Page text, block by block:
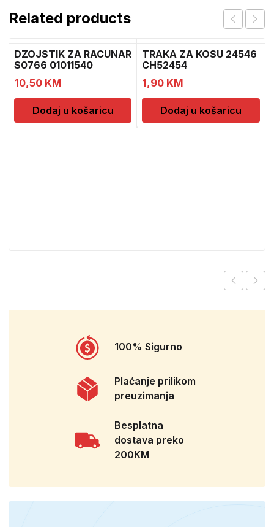
Related products
DZOJSTIK ZA RACUNAR
S0766 01011540
10,50 KM
Dodaj u košaricu
TRAKA ZA KOSU 24546
CH52454
1,90 KM
Dodaj u košaricu
100% Sigurno
Plaćanje prilikom
preuzimanja
Besplatna
dostava preko
200KM